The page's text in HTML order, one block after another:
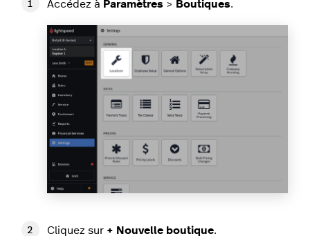
Accédez à Paramètres > Boutiques.
Cliquez sur + Nouvelle boutique.